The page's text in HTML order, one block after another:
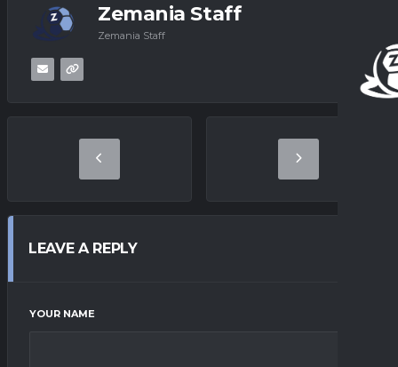
Zemania Staff
Zemania Staff
LEAVE A REPLY
YOUR NAME